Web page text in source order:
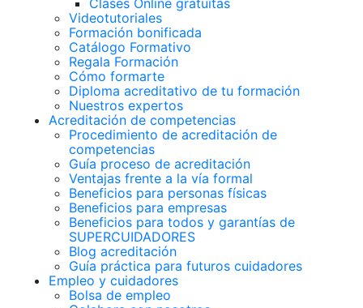
Videotutoriales
Formación bonificada
Catálogo Formativo
Regala Formación
Cómo formarte
Diploma acreditativo de tu formación
Nuestros expertos
Acreditación de competencias
Procedimiento de acreditación de
competencias
Guía proceso de acreditación
Ventajas frente a la vía formal
Beneficios para personas físicas
Beneficios para empresas
Beneficios para todos y garantías de
SUPERCUIDADORES
Blog acreditación
Guía práctica para futuros cuidadores
Empleo y cuidadores
Bolsa de empleo